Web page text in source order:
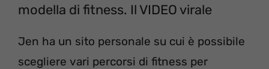
modella di fitness. Il VIDEO virale
Jen ha un sito personale su cui è possibile
scegliere vari percorsi di fitness per